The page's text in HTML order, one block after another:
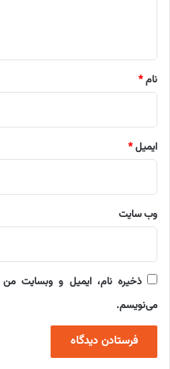
نام*
ایمیل*
وب‌ سایت
ذخیره نام، ایمیل و وبسایت من
می‌نویسم.